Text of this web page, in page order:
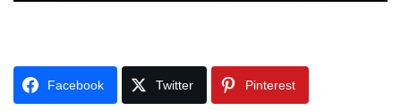
Facebook Twitter Pinterest